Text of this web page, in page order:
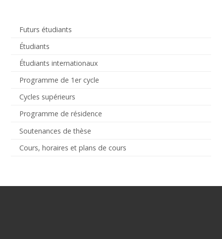
Futurs étudiants
Étudiants
Étudiants internationaux
Programme de 1er cycle
Cycles supérieurs
Programme de résidence
Soutenances de thèse
Cours, horaires et plans de cours